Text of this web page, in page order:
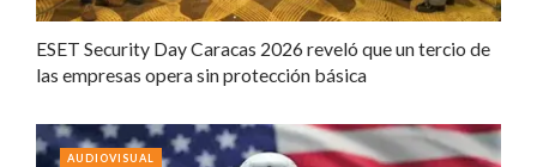
ESET Security Day Caracas 2026 reveló que un tercio de
las empresas opera sin protección básica
AUDIOVISUAL